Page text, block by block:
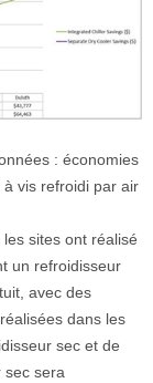
: économies
vis refroidi par air
sites ont réalisé
un refroidisseur
avec des
dans les
sec et de
sec sera